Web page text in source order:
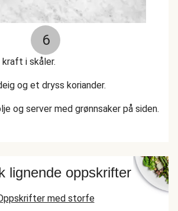
6
i skåler.
og et dryss koriander.
og server med grønnsaker på siden.
lignende oppskrifter
med storfe